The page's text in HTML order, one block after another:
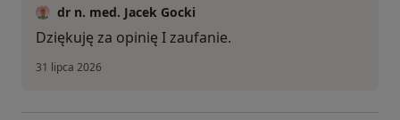
dr n. med. Jacek Gocki
Dziękuję za opinię I zaufanie.
31 lipca 2026